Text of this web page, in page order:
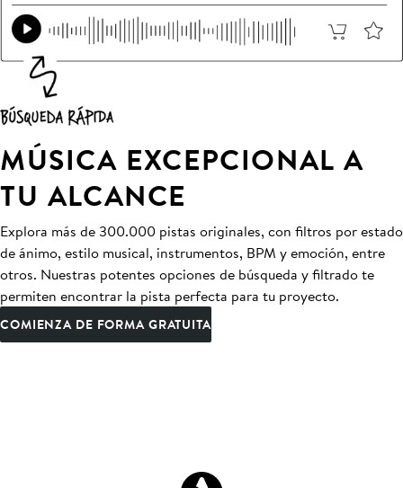
MÚSICA EXCEPCIONAL A
TU ALCANCE
Explora más de 300.000 pistas originales, con filtros por estado
de ánimo, estilo musical, instrumentos, BPM y emoción, entre
otros. Nuestras potentes opciones de búsqueda y filtrado te
permiten encontrar la pista perfecta para tu proyecto.
COMIENZA DE FORMA GRATUITA